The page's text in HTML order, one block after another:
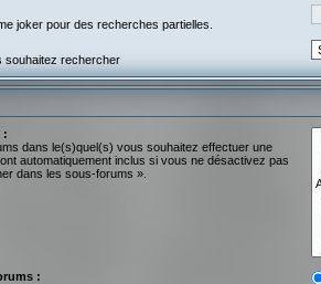
joker pour des recherches partielles.
souhaitez rechercher
:
dans le(s)quel(s) vous souhaitez effectuer une
automatiquement inclus si vous ne désactivez pas
dans les sous-forums ».
: